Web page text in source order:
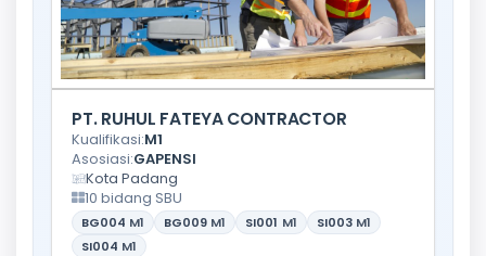
PT. RUHUL FATEYA CONTRACTOR
Kualifikasi:M1
Asosiasi:GAPENSI
Kota Padang
10 bidang SBU
BG004 M1 BG009 M1 SI001 M1 SI003 M1
SI004 M1